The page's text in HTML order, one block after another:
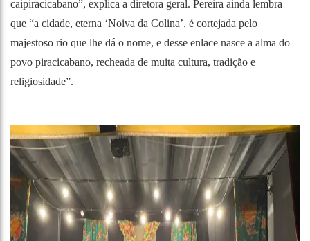
caipiracicabano”, explica a diretora geral. Pereira ainda lembra
que “a cidade, eterna ‘Noiva da Colina’, é cortejada pelo
majestoso rio que lhe dá o nome, e desse enlace nasce a alma do
povo piracicabano, recheada de muita cultura, tradição e
religiosidade”.